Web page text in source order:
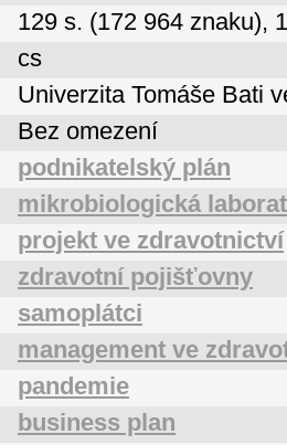
129 s. (172 964 znaku),
cs
Univerzita Tomáše Bati
Bez omezení
podnikatelský plán
mikrobiologická
projekt ve zdravotnictví
zdravotní pojišťovny
samoplátci
management ve
pandemie
business plan